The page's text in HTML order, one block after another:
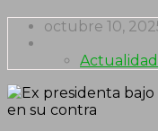
octubre 10,
Actualidad